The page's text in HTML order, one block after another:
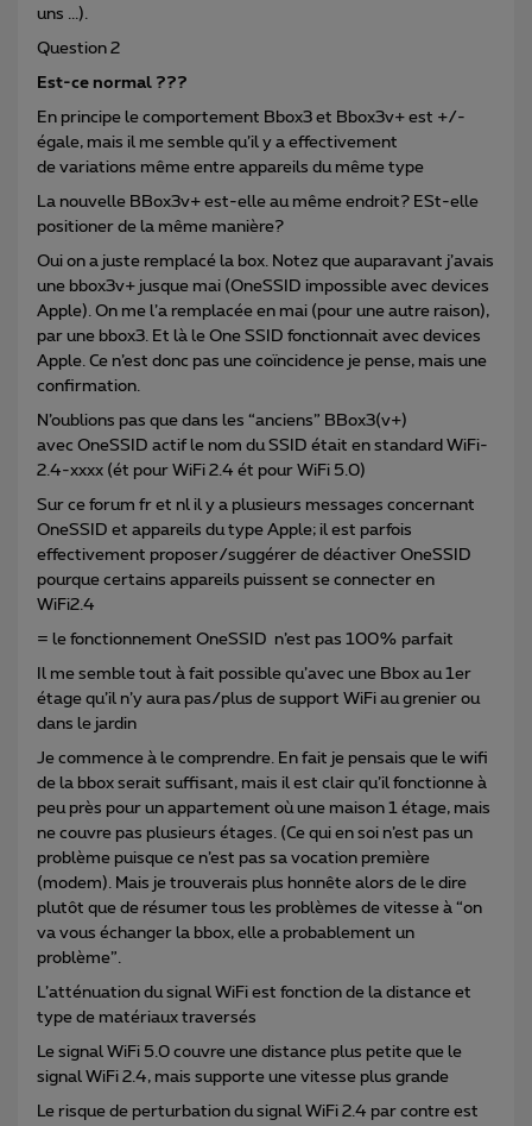
uns ...).
Question 2
Est-ce normal ???
En principe le comportement Bbox3 et Bbox3v+ est +/-
égale, mais il me semble qu’il y a effectivement
de variations même entre appareils du même type
La nouvelle BBox3v+ est-elle au même endroit? ESt-elle
positioner de la même manière?
Oui on a juste remplacé la box. Notez que auparavant j’avais
une bbox3v+ jusque mai (OneSSID impossible avec devices
Apple). On me l’a remplacée en mai (pour une autre raison),
par une bbox3. Et là le One SSID fonctionnait avec devices
Apple. Ce n’est donc pas une coïncidence je pense, mais une
confirmation.
N’oublions pas que dans les “anciens” BBox3(v+)
avec OneSSID actif le nom du SSID était en standard WiFi-
2.4-xxxx (ét pour WiFi 2.4 ét pour WiFi 5.0)
Sur ce forum fr et nl il y a plusieurs messages concernant
OneSSID et appareils du type Apple; il est parfois
effectivement proposer/suggérer de déactiver OneSSID
pourque certains appareils puissent se connecter en
WiFi2.4
= le fonctionnement OneSSID n’est pas 100% parfait
Il me semble tout à fait possible qu’avec une Bbox au 1er
étage qu’il n’y aura pas/plus de support WiFi au grenier ou
dans le jardin
Je commence à le comprendre. En fait je pensais que le wifi
de la bbox serait suffisant, mais il est clair qu’il fonctionne à
peu près pour un appartement où une maison 1 étage, mais
ne couvre pas plusieurs étages. (Ce qui en soi n’est pas un
problème puisque ce n’est pas sa vocation première
(modem). Mais je trouverais plus honnête alors de le dire
plutôt que de résumer tous les problèmes de vitesse à “on
va vous échanger la bbox, elle a probablement un
problème”.
L’atténuation du signal WiFi est fonction de la distance et
type de matériaux traversés
Le signal WiFi 5.0 couvre une distance plus petite que le
signal WiFi 2.4, mais supporte une vitesse plus grande
Le risque de perturbation du signal WiFi 2.4 par contre est